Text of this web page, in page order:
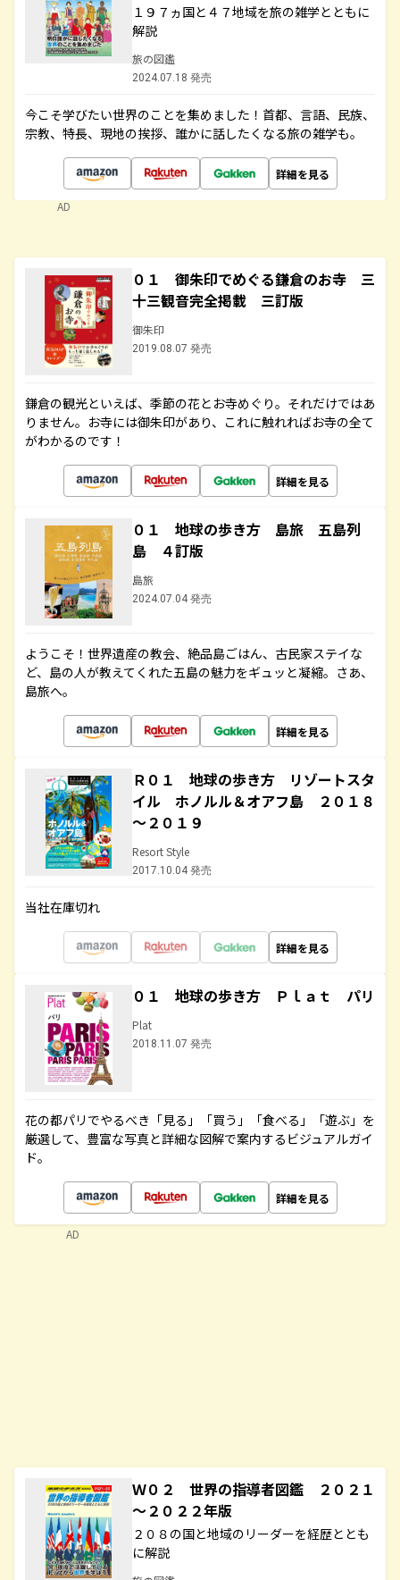
１９７ヵ国と４７地域を旅の雑学とともに
解説
旅の図鑑
2024.07.18 発売
今こそ学びたい世界のことを集めました！首都、言語、民族、
宗教、特長、現地の挨拶、誰かに話したくなる旅の雑学も。
詳細を見る
AD
０１ 御朱印でめぐる鎌倉のお寺 三
十三観音完全掲載 三訂版
御朱印
2019.08.07 発売
鎌倉の観光といえば、季節の花とお寺めぐり。それだけではあ
りません。お寺には御朱印があり、これに触れればお寺の全て
がわかるのです！
詳細を見る
０１ 地球の歩き方 島旅 五島列
島 ４訂版
島旅
2024.07.04 発売
ようこそ！世界遺産の教会、絶品島ごはん、古民家ステイな
ど、島の人が教えてくれた五島の魅力をギュッと凝縮。さあ、
島旅へ。
詳細を見る
Ｒ０１ 地球の歩き方 リゾートスタ
イル ホノルル＆オアフ島 ２０１８
～２０１９
Resort Style
2017.10.04 発売
当社在庫切れ
詳細を見る
０１ 地球の歩き方 Ｐｌａｔ パリ
Plat
2018.11.07 発売
花の都パリでやるべき「見る」「買う」「食べる」「遊ぶ」を
厳選して、豊富な写真と詳細な図解で案内するビジュアルガイ
ド。
詳細を見る
Ｗ０２ 世界の指導者図鑑 ２０２１
～２０２２年版
２０８の国と地域のリーダーを経歴ととも
に解説
AD